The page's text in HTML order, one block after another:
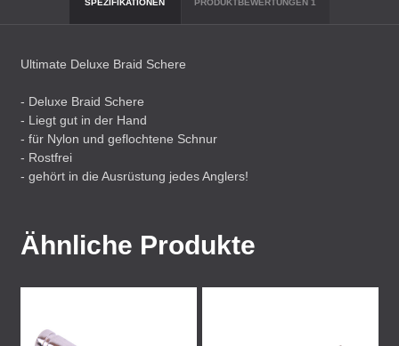
SPEZIFIKATIONEN PRODUKTBEWERTUNGEN1
Ultimate Deluxe Braid Schere
- Deluxe Braid Schere
- Liegt gut in der Hand
- für Nylon und geflochtene Schnur
- Rostfrei
- gehört in die Ausrüstung jedes Anglers!
Ähnliche Produkte